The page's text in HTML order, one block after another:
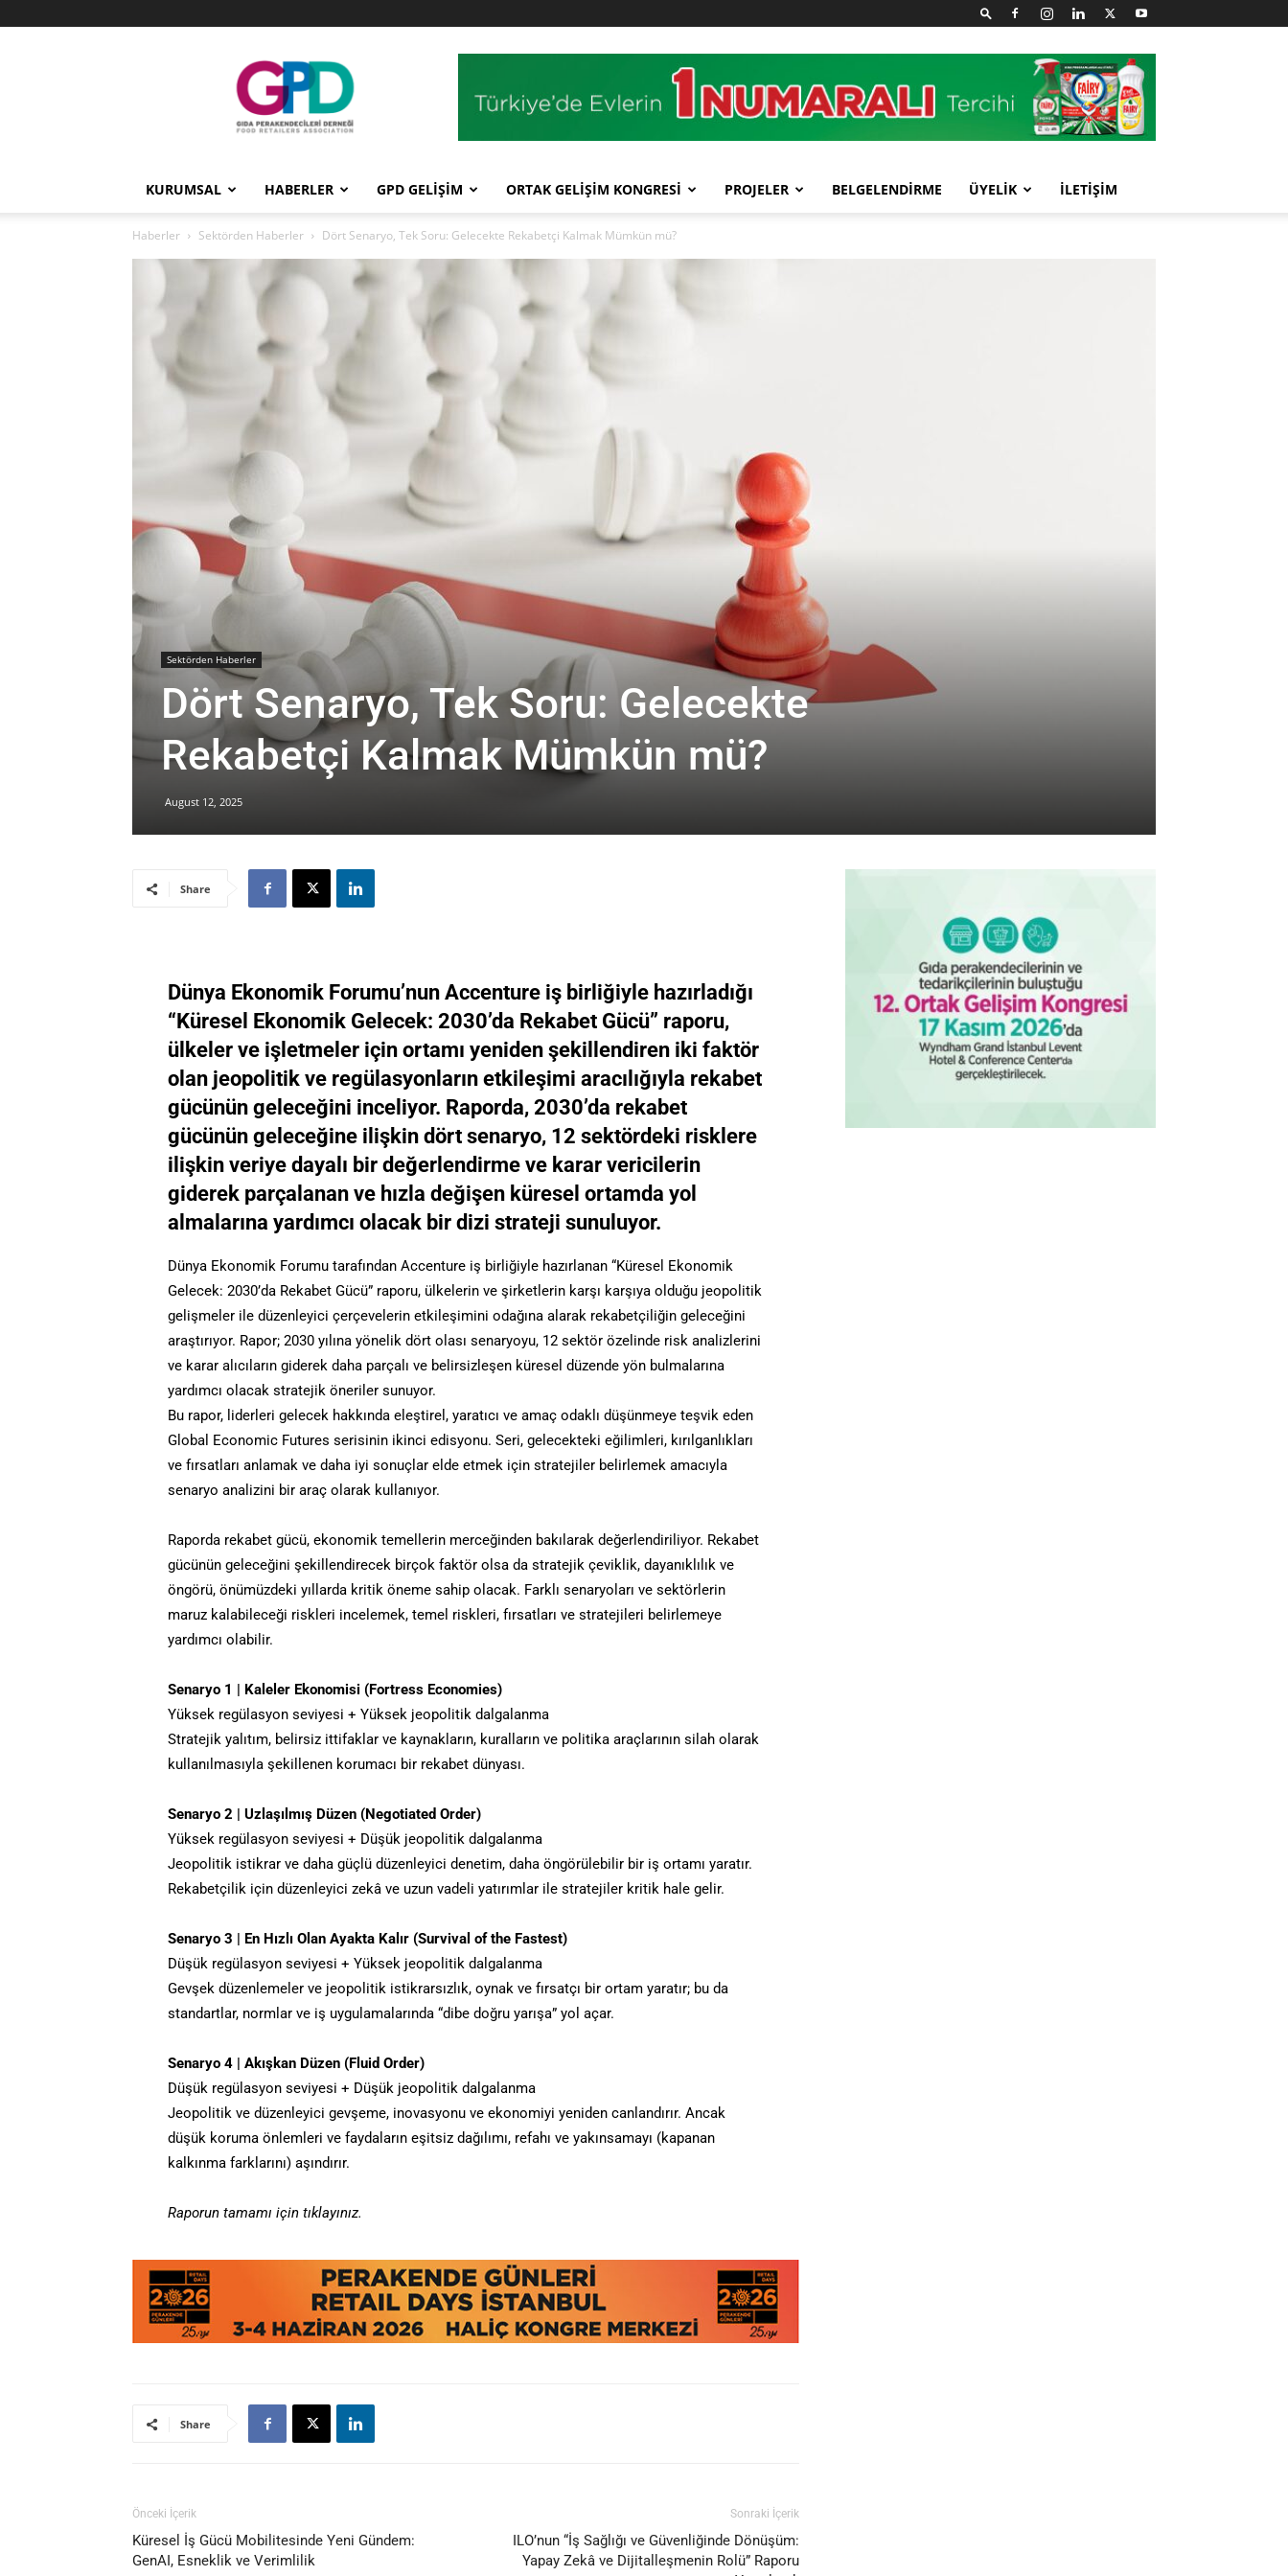
GPD
KURUMSAL HABERLER GPD GELİŞİM ORTAK GELİŞİM KONGRESİ PROJELER BELGELENDİRME ÜYELİK İLETİŞİM
Haberler Sektörden Haberler Dört Senaryo, Tek Soru: Gelecekte Rekabetçi Kalmak Mümkün mü?
Sektörden Haberler
Dört Senaryo, Tek Soru: Gelecekte
Rekabetçi Kalmak Mümkün mü?
August 12, 2025
Share
Dünya Ekonomik Forumu’nun Accenture iş birliğiyle hazırladığı
“Küresel Ekonomik Gelecek: 2030’da Rekabet Gücü” raporu,
ülkeler ve işletmeler için ortamı yeniden şekillendiren iki faktör
olan jeopolitik ve regülasyonların etkileşimi aracılığıyla rekabet
gücünün geleceğini inceliyor. Raporda, 2030’da rekabet
gücünün geleceğine ilişkin dört senaryo, 12 sektördeki risklere
ilişkin veriye dayalı bir değerlendirme ve karar vericilerin
giderek parçalanan ve hızla değişen küresel ortamda yol
almalarına yardımcı olacak bir dizi strateji sunuluyor.
Dünya Ekonomik Forumu tarafından Accenture iş birliğiyle hazırlanan “Küresel Ekonomik
Gelecek: 2030’da Rekabet Gücü” raporu, ülkelerin ve şirketlerin karşı karşıya olduğu jeopolitik
gelişmeler ile düzenleyici çerçevelerin etkileşimini odağına alarak rekabetçiliğin geleceğini
araştırıyor. Rapor; 2030 yılına yönelik dört olası senaryoyu, 12 sektör özelinde risk analizlerini
ve karar alıcıların giderek daha parçalı ve belirsizleşen küresel düzende yön bulmalarına
yardımcı olacak stratejik öneriler sunuyor.
Bu rapor, liderleri gelecek hakkında eleştirel, yaratıcı ve amaç odaklı düşünmeye teşvik eden
Global Economic Futures serisinin ikinci edisyonu. Seri, gelecekteki eğilimleri, kırılganlıkları
ve fırsatları anlamak ve daha iyi sonuçlar elde etmek için stratejiler belirlemek amacıyla
senaryo analizini bir araç olarak kullanıyor.
Raporda rekabet gücü, ekonomik temellerin merceğinden bakılarak değerlendiriliyor. Rekabet
gücünün geleceğini şekillendirecek birçok faktör olsa da stratejik çeviklik, dayanıklılık ve
öngörü, önümüzdeki yıllarda kritik öneme sahip olacak. Farklı senaryoları ve sektörlerin
maruz kalabileceği riskleri incelemek, temel riskleri, fırsatları ve stratejileri belirlemeye
yardımcı olabilir.
Senaryo 1 | Kaleler Ekonomisi (Fortress Economies)
Yüksek regülasyon seviyesi + Yüksek jeopolitik dalgalanma
Stratejik yalıtım, belirsiz ittifaklar ve kaynakların, kuralların ve politika araçlarının silah olarak
kullanılmasıyla şekillenen korumacı bir rekabet dünyası.
Senaryo 2 | Uzlaşılmış Düzen (Negotiated Order)
Yüksek regülasyon seviyesi + Düşük jeopolitik dalgalanma
Jeopolitik istikrar ve daha güçlü düzenleyici denetim, daha öngörülebilir bir iş ortamı yaratır.
Rekabetçilik için düzenleyici zekâ ve uzun vadeli yatırımlar ile stratejiler kritik hale gelir.
Senaryo 3 | En Hızlı Olan Ayakta Kalır (Survival of the Fastest)
Düşük regülasyon seviyesi + Yüksek jeopolitik dalgalanma
Gevşek düzenlemeler ve jeopolitik istikrarsızlık, oynak ve fırsatçı bir ortam yaratır; bu da
standartlar, normlar ve iş uygulamalarında “dibe doğru yarışa” yol açar.
Senaryo 4 | Akışkan Düzen (Fluid Order)
Düşük regülasyon seviyesi + Düşük jeopolitik dalgalanma
Jeopolitik ve düzenleyici gevşeme, inovasyonu ve ekonomiyi yeniden canlandırır. Ancak
düşük koruma önlemleri ve faydaların eşitsiz dağılımı, refahı ve yakınsamayı (kapanan
kalkınma farklarını) aşındırır.
Raporun tamamı için tıklayınız.
Share
Önceki İçerik
Küresel İş Gücü Mobilitesinde Yeni Gündem:
GenAI, Esneklik ve Verimlilik
Sonraki İçerik
ILO’nun “İş Sağlığı ve Güvenliğinde Dönüşüm:
Yapay Zekâ ve Dijitalleşmenin Rolü” Raporu